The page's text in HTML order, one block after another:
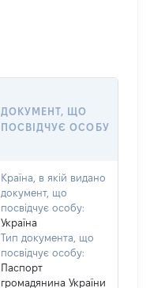
ДОКУМЕНТ, ЩО
ПОСВІДЧУЄ ОСОБУ
Країна, в якій видано
документ, що
посвідчує особу:
Україна
Тип документа, що
посвідчує особу:
Паспорт
громадянина України